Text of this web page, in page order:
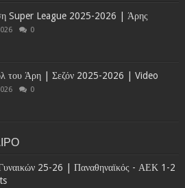
Super League 2025-2026 | Άρης
0
του Άρη | Σεζόν 2025-2026 | Video
0
25-26 | Παναθηναϊκός - ΑΕΚ 1-2